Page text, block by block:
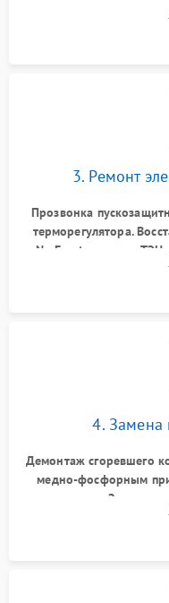
продувка
3. Ремонт
Прозвонка
терморегулятора.
No Frost, включая ТЭН
замена платы
4. Замена
Демонтаж сгоревшего
медно-фосфорным
осушителя. Замена
сломанных заслонок